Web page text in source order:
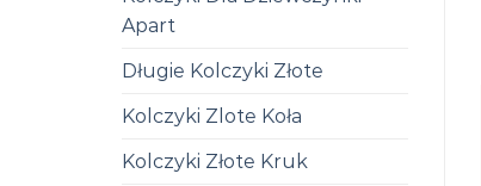
Apart
Długie Kolczyki Złote
Kolczyki Zlote Koła
Kolczyki Złote Kruk